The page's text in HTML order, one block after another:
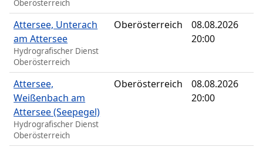
Oberösterreich
Attersee, Unterach
am Attersee
Hydrografischer Dienst
Oberösterreich
Oberösterreich
08.08.2026
20:00
Attersee,
Weißenbach am
Attersee (Seepegel)
Hydrografischer Dienst
Oberösterreich
Oberösterreich
08.08.2026
20:00